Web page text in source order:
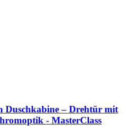
Duschkabine – Drehtür mit
- MasterClass